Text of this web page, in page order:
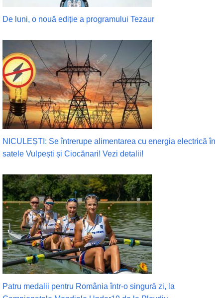
De luni, o nouă ediție a programului Tezaur
NICULEȘTI: Se întrerupe alimentarea cu energia electrică în
satele Vulpești și Ciocănari! Vezi detalii!
Patru medalii pentru România într-o singură zi, la